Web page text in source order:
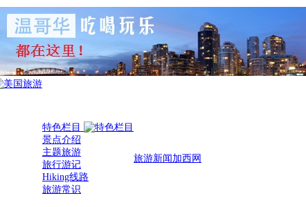
特色栏目
景点介绍
主题旅游
旅行游记
Hiking线路
旅游常识
旅游新闻 加西网